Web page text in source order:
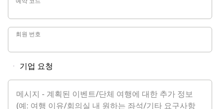
회원 번호
회원 번호
기업 요청
메시지 - 계획된 이벤트/단체 여행에 대한 추가 정보(예: 여